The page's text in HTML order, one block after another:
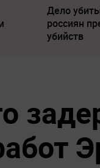
Дело
россиян
убийств